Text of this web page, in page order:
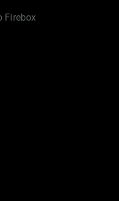
Firebox